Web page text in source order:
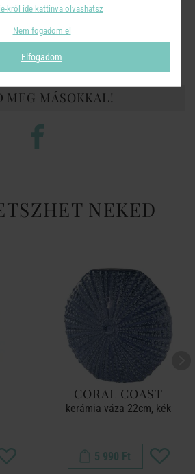
Anyag:kerámia
25 × 10 × 10 cm
MEG MÁSOKKAL!
NEKED
CORAL COAST
kerámia váza 22cm, kék
5 990 Ft
król ide kattinva olvashatsz
Nem fogadom el
Elfogadom